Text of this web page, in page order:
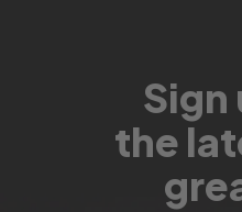
Sign
the